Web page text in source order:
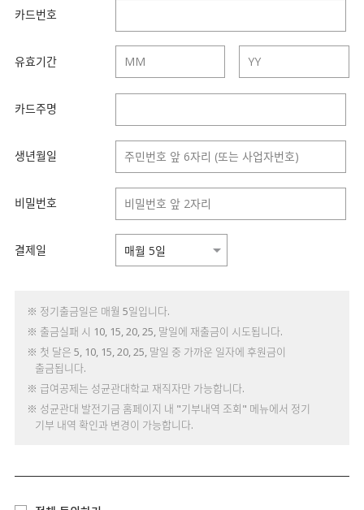
카드번호
유효기간
카드주명
생년월일
비밀번호
결제일
※ 정기출금일은 매월 5일입니다.
※ 출금실패 시 10, 15, 20, 25, 말일에 재출금이 시도됩니다.
※ 첫 달은 5, 10, 15, 20, 25, 말일 중 가까운 일자에 후원금이
출금됩니다.
※ 급여공제는 성균관대학교 재직자만 가능합니다.
※ 성균관대 발전기금 홈페이지 내 "기부내역 조회" 메뉴에서 정기
기부 내역 확인과 변경이 가능합니다.